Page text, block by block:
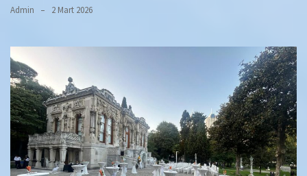
Admin 2 Mart 2026